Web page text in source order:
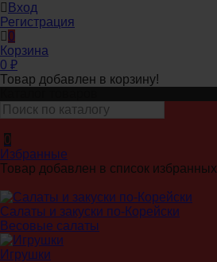
Вход
Регистрация
0
Корзина
0 ₽
Товар добавлен в корзину!
0
Избранные
Товар добавлен в список избранных
Салаты и закуски по-Корейски
Весовые салаты
Игрушки